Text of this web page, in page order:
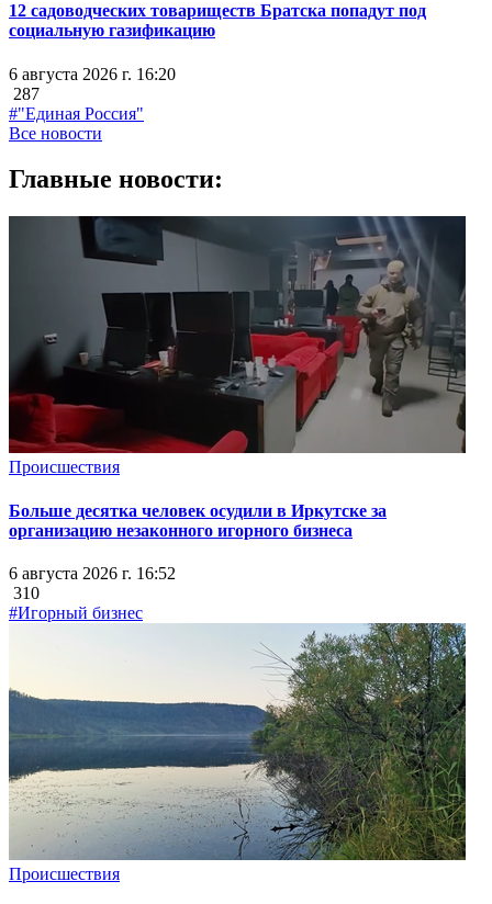
12 садоводческих товариществ Братска попадут под
социальную газификацию
6 августа 2026 г. 16:20
287
#"Единая Россия"
Все новости
Главные новости:
Происшествия
Больше десятка человек осудили в Иркутске за
организацию незаконного игорного бизнеса
6 августа 2026 г. 16:52
310
#Игорный бизнес
Происшествия